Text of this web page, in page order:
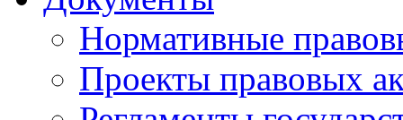
Нормативные
Проекты правовых